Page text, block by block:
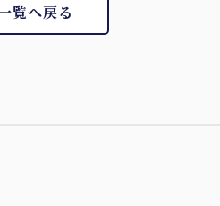
覧へ戻る